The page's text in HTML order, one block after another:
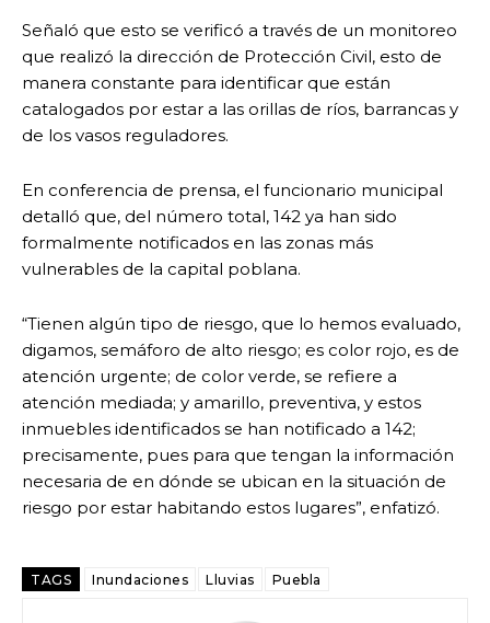
Señaló que esto se verificó a través de un monitoreo
que realizó la dirección de Protección Civil, esto de
manera constante para identificar que están
catalogados por estar a las orillas de ríos, barrancas y
de los vasos reguladores.
En conferencia de prensa, el funcionario municipal
detalló que, del número total, 142 ya han sido
formalmente notificados en las zonas más
vulnerables de la capital poblana.
“Tienen algún tipo de riesgo, que lo hemos evaluado,
digamos, semáforo de alto riesgo; es color rojo, es de
atención urgente; de color verde, se refiere a
atención mediada; y amarillo, preventiva, y estos
inmuebles identificados se han notificado a 142;
precisamente, pues para que tengan la información
necesaria de en dónde se ubican en la situación de
riesgo por estar habitando estos lugares”, enfatizó.
TAGS Inundaciones Lluvias Puebla